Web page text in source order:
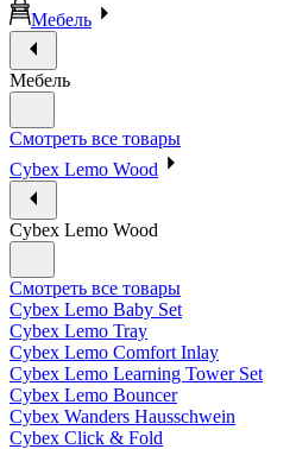
Мебель
Мебель
Смотреть все товары
Cybex Lemo Wood
Cybex Lemo Wood
Смотреть все товары
Cybex Lemo Baby Set
Cybex Lemo Tray
Cybex Lemo Comfort Inlay
Cybex Lemo Learning Tower Set
Cybex Lemo Bouncer
Cybex Wanders Hausschwein
Cybex Click & Fold